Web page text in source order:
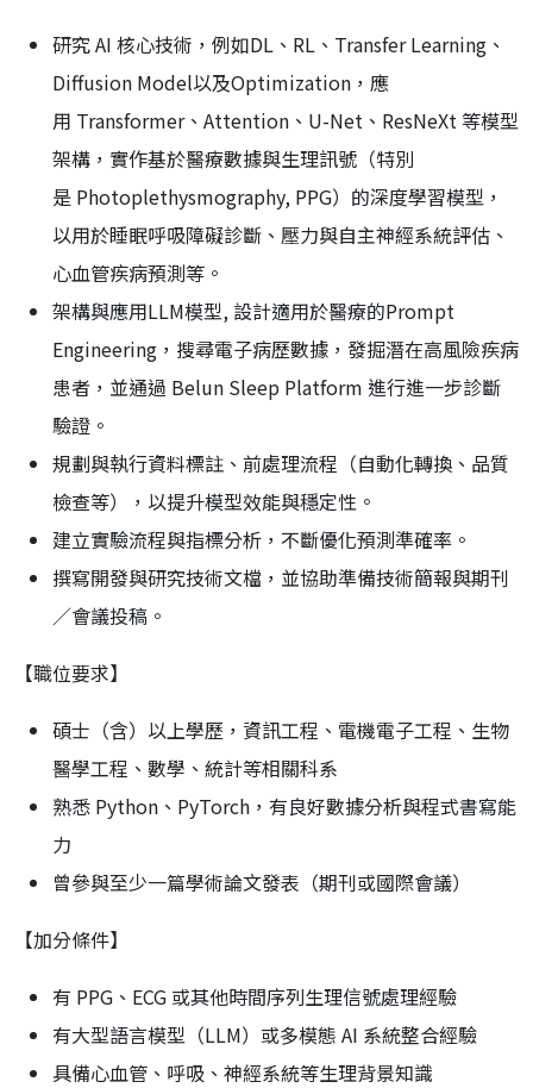
研究 AI 核心技術，例如DL、RL、Transfer Learning、
Diffusion Model以及Optimization，應
用 Transformer、Attention、U-Net、ResNeXt 等模型
架構，實作基於醫療數據與生理訊號（特別
是 Photoplethysmography, PPG）的深度學習模型，
以用於睡眠呼吸障礙診斷、壓力與自主神經系統評估、
心血管疾病預測等。
架構與應用LLM模型, 設計適用於醫療的Prompt
Engineering，搜尋電子病歷數據，發掘潛在高風險疾病
患者，並通過 Belun Sleep Platform 進行進一步診斷
驗證。
規劃與執行資料標註、前處理流程（自動化轉換、品質
檢查等），以提升模型效能與穩定性。
建立實驗流程與指標分析，不斷優化預測準確率。
撰寫開發與研究技術文檔，並協助準備技術簡報與期刊
／會議投稿。
【職位要求】
碩士（含）以上學歷，資訊工程、電機電子工程、生物
醫學工程、數學、統計等相關科系
熟悉 Python、PyTorch，有良好數據分析與程式書寫能
力
曾參與至少一篇學術論文發表（期刊或國際會議）
【加分條件】
有 PPG、ECG 或其他時間序列生理信號處理經驗
有大型語言模型（LLM）或多模態 AI 系統整合經驗
具備心血管、呼吸、神經系統等生理背景知識